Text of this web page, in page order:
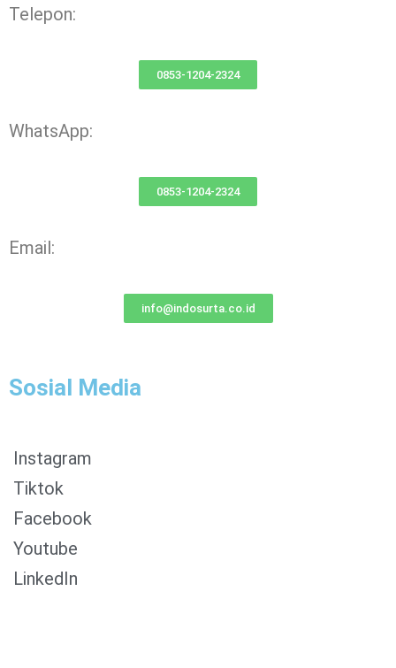
Telepon:
0853-1204-2324
WhatsApp:
0853-1204-2324
Email:
info@indosurta.co.id
Sosial Media
Instagram
Tiktok
Facebook
Youtube
LinkedIn